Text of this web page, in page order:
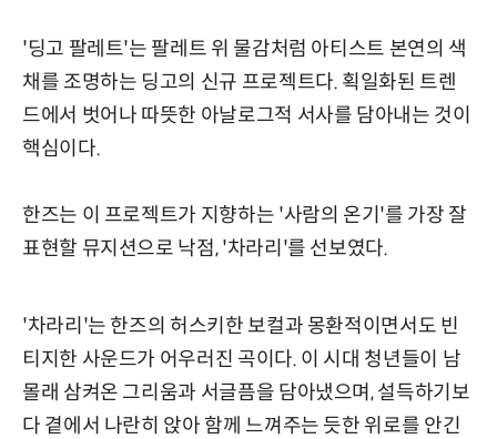
'딩고 팔레트'는 팔레트 위 물감처럼 아티스트 본연의 색
채를 조명하는 딩고의 신규 프로젝트다. 획일화된 트렌
드에서 벗어나 따뜻한 아날로그적 서사를 담아내는 것이
핵심이다.
한즈는 이 프로젝트가 지향하는 '사람의 온기'를 가장 잘
표현할 뮤지션으로 낙점, '차라리'를 선보였다.
'차라리'는 한즈의 허스키한 보컬과 몽환적이면서도 빈
티지한 사운드가 어우러진 곡이다. 이 시대 청년들이 남
몰래 삼켜온 그리움과 서글픔을 담아냈으며, 설득하기보
다 곁에서 나란히 앉아 함께 느껴주는 듯한 위로를 안긴